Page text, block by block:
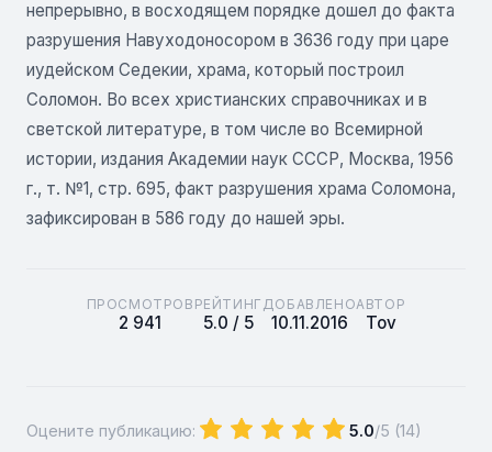
непрерывно, в восходящем порядке дошел до факта
разрушения Навуходоносором в 3636 году при царе
иудейском Седекии, храма, который построил
Соломон. Во всех христианских справочниках и в
светской литературе, в том числе во Всемирной
истории, издания Академии наук СССР, Москва, 1956
г., т. №1, стр. 695, факт разрушения храма Соломона,
зафиксирован в 586 году до нашей эры.
ПРОСМОТРОВ
2 941
РЕЙТИНГ
5.0 / 5
ДОБАВЛЕНО
10.11.2016
АВТОР
Tov
Оцените публикацию: 5.0/5 (14)